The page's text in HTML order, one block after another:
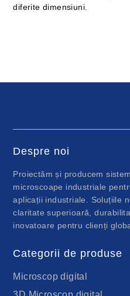
diferite dimensiuni.
Despre noi
Proiectăm și producem
microscoape industriale
aplicații industriale. Soluțiile
claritate superioară,
inovatoare pentru clienți
Categorii de produse
Microscop digital